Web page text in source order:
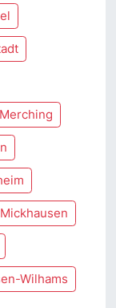
Merching
Mickhausen
Wilhams